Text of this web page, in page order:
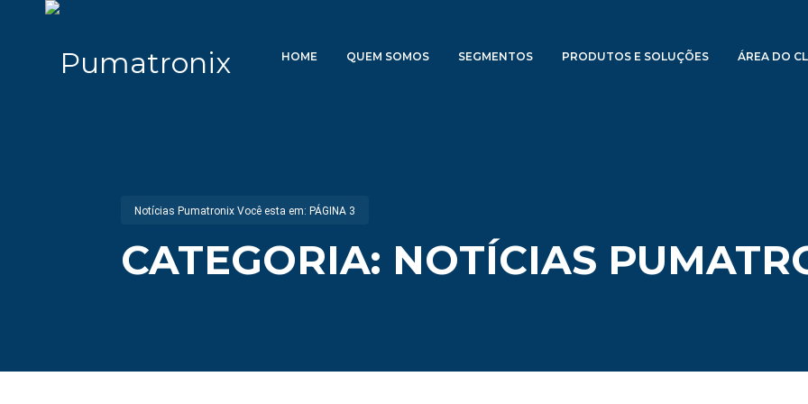
HOME QUEM SOMOS SEGMENTOS PRODUTOS E SOLUÇÕES ÁREA DO
Notícias Pumatronix Você esta em: PÁGINA 3
CATEGORIA: NOTÍCIAS